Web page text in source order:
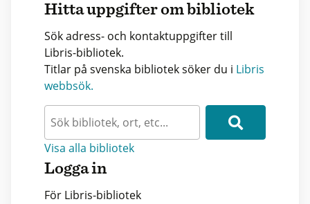
Hitta uppgifter om bibliotek
Sök adress- och kontaktuppgifter till
Libris-bibliotek.
Titlar på svenska bibliotek söker du i Libris
webbsök.
Visa alla bibliotek
Logga in
För Libris-bibliotek